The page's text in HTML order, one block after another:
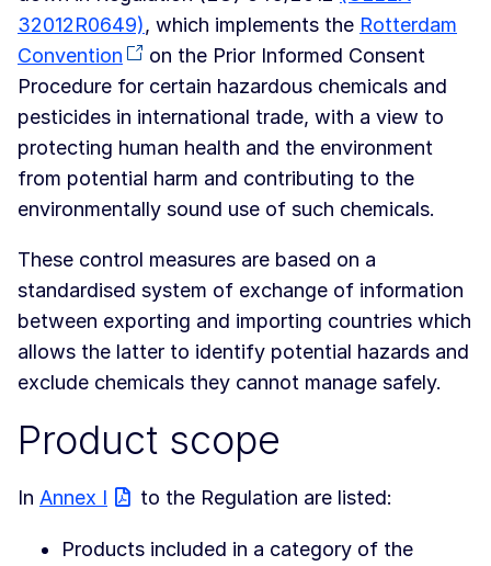
32012R0649), which implements the Rotterdam
Convention
on the Prior Informed Consent
Procedure for certain hazardous chemicals and
pesticides in international trade, with a view to
protecting human health and the environment
from potential harm and contributing to the
environmentally sound use of such chemicals.
These control measures are based on a
standardised system of exchange of information
between exporting and importing countries which
allows the latter to identify potential hazards and
exclude chemicals they cannot manage safely.
Product scope
In Annex I to the Regulation are listed:
Products included in a category of the